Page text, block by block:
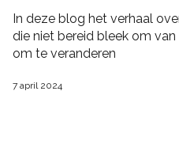
In deze blog het verhaal
die niet bereid bleek om
om te veranderen
7 april 2024